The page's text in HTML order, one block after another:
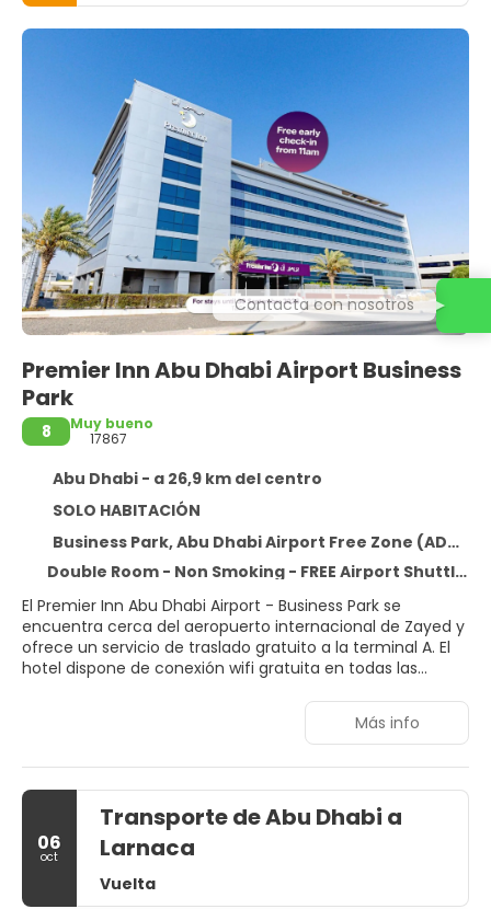
Premier Inn Abu Dhabi Airport Business
Park
8
Muy bueno
17867
Abu Dhabi - a 26,9 km del centro
SOLO HABITACIÓN
Business Park, Abu Dhabi Airport Free Zone (ADAFZ), Abu Dhabi 95219
Double Room - Non Smoking - FREE Airport Shuttle & Yas Island drop off - Room Only
El Premier Inn Abu Dhabi Airport - Business Park se
encuentra cerca del aeropuerto internacional de Zayed y
ofrece un servicio de traslado gratuito a la terminal A. El
hotel dispone de conexión wifi gratuita en todas las
totalmente equipado, restaurante, bar, servicio de
dormitorios cuentan con TV de pantalla plana, aire
acondicionado regulable individualmente, nevera
pequeña, set de té y café, zona de trabajo y baño privado
con bañera y ducha. El registro de entrada antes de lo
habitual está sujeto a disponibilidad y por un suplemento.
El hotel, que cuenta con aparcamiento gratuito para
todos los huéspedes, se halla a solo 25 minutos en coche
del centro de Abu Dabi.
Más info
06
oct
Transporte de Abu Dhabi a
Larnaca
Vuelta
Contacta con nosotros